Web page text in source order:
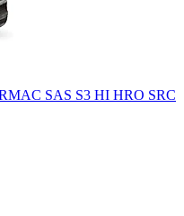
SAS S3 HI HRO SRC